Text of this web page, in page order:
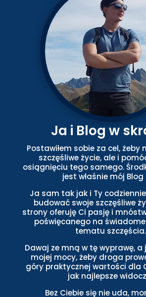
Ja i Blog w
Postawiłem sobie za cel, żeby
szczęśliwe życie, ale i
osiągnięciu tego samego.
jest właśnie mój Blog
Ja sam tak jak i Ty
budować swoje szczęśliwe
strony oferuję Ci pasję i
poświęcanego na świadome
tematu szczęścia.
Dawaj ze mną w tę wyprawę, a
mojej mocy, żeby droga
góry praktycznej wartości dla
jak najlepsze
Bez Ciebie się nie uda,